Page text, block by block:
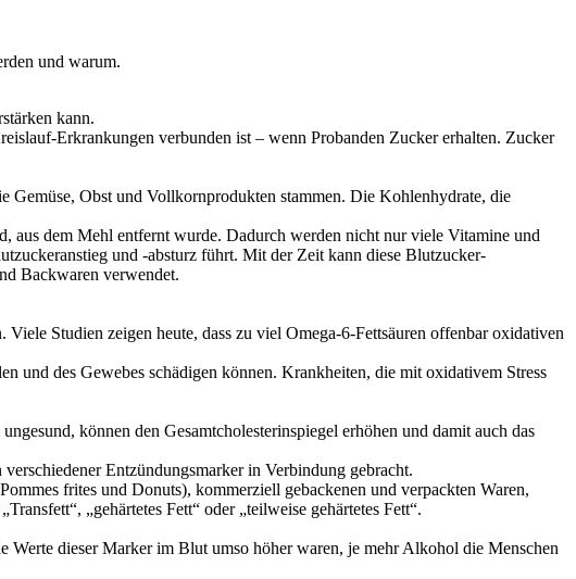
und warum.
kann.
Erkrankungen verbunden ist – wenn Probanden Zucker erhalten. Zucker
Obst und Vollkornprodukten stammen. Die Kohlenhydrate, die
aus dem Mehl entfernt wurde. Dadurch werden nicht nur viele Vitamine und
und -absturz führt. Mit der Zeit kann diese Blutzucker-
Backwaren verwendet.
Studien zeigen heute, dass zu viel Omega-6-Fettsäuren offenbar oxidativen
und des Gewebes schädigen können. Krankheiten, die mit oxidativem Stress
können den Gesamtcholesterinspiegel erhöhen und damit auch das
Entzündungsmarker in Verbindung gebracht.
frites und Donuts), kommerziell gebackenen und verpackten Waren,
„gehärtetes Fett“ oder „teilweise gehärtetes Fett“.
dieser Marker im Blut umso höher waren, je mehr Alkohol die Menschen